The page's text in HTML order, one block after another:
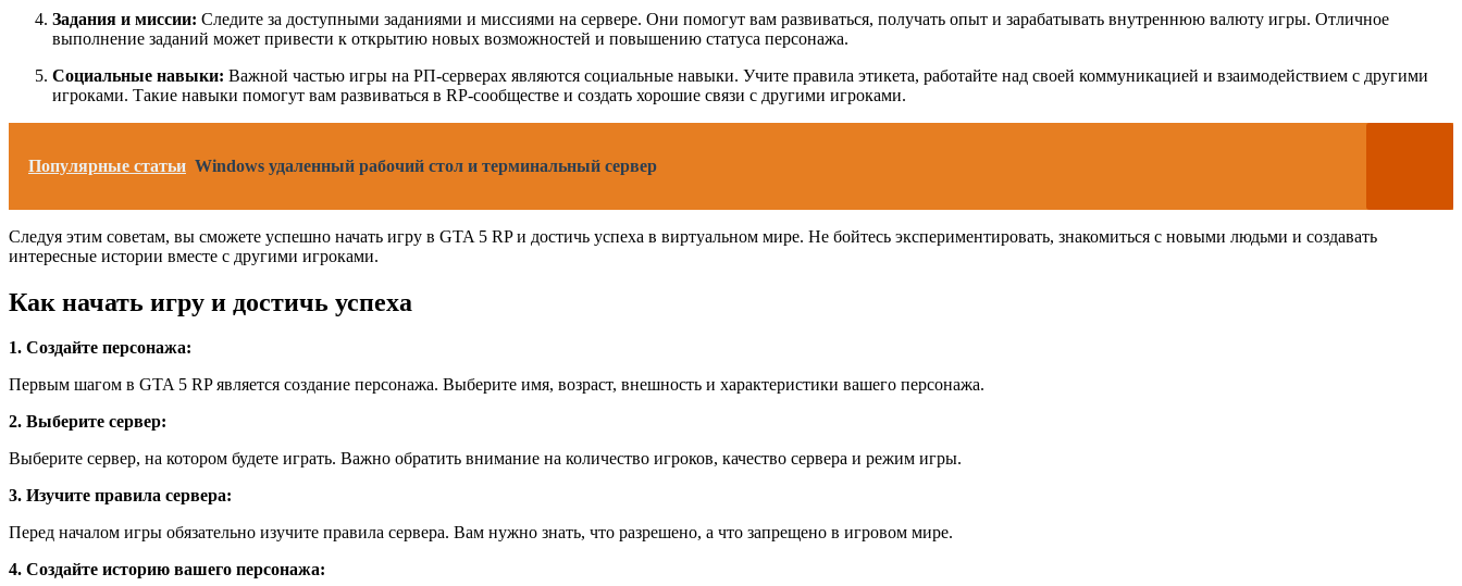
Задания и миссии: Следите за доступными заданиями и миссиями на сервере. Они помогут вам развиваться, получать опыт и зарабатывать внутреннюю валюту игры. Отличное
выполнение заданий может привести к открытию новых возможностей и повышению статуса персонажа.
Социальные навыки: Важной частью игры на РП-серверах являются социальные навыки. Учите правила этикета, работайте над своей коммуникацией и взаимодействием с другими
игроками. Такие навыки помогут вам развиваться в RP-сообществе и создать хорошие связи с другими игроками.
Популярные статьи Windows удаленный рабочий стол и терминальный сервер
Следуя этим советам, вы сможете успешно начать игру в GTA 5 RP и достичь успеха в виртуальном мире. Не бойтесь экспериментировать, знакомиться с новыми людьми и создавать
интересные истории вместе с другими игроками.
Как начать игру и достичь успеха
1. Создайте персонажа:
Первым шагом в GTA 5 RP является создание персонажа. Выберите имя, возраст, внешность и характеристики вашего персонажа.
2. Выберите сервер:
Выберите сервер, на котором будете играть. Важно обратить внимание на количество игроков, качество сервера и режим игры.
3. Изучите правила сервера:
Перед началом игры обязательно изучите правила сервера. Вам нужно знать, что разрешено, а что запрещено в игровом мире.
4. Создайте историю вашего персонажа: